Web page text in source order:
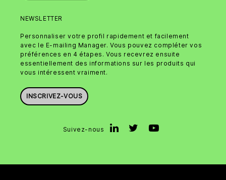
NEWSLETTER
Personnaliser votre profil rapidement et facilement
avec le E-mailing Manager. Vous pouvez compléter vos
préférences en 4 étapes. Vous recevrez ensuite
essentiellement des informations sur les produits qui
vous intéressent vraiment.
INSCRIVEZ-VOUS
Suivez-nous